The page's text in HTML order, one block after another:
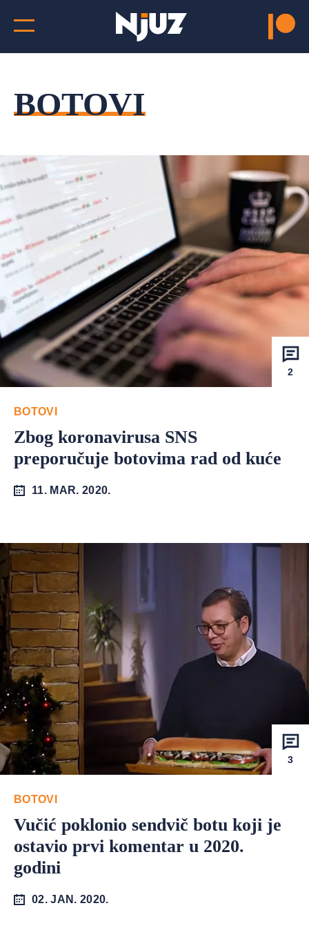
BOTOVI
2
BOTOVI
Zbog koronavirusa SNS
preporučuje botovima rad od kuće
11. MAR. 2020.
3
BOTOVI
Vučić poklonio sendvič botu koji je
ostavio prvi komentar u 2020.
godini
02. JAN. 2020.